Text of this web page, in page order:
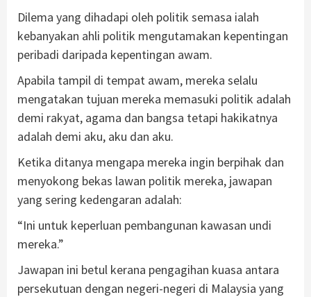
Dilema yang dihadapi oleh politik semasa ialah
kebanyakan ahli politik mengutamakan kepentingan
peribadi daripada kepentingan awam.
Apabila tampil di tempat awam, mereka selalu
mengatakan tujuan mereka memasuki politik adalah
demi rakyat, agama dan bangsa tetapi hakikatnya
adalah demi aku, aku dan aku.
Ketika ditanya mengapa mereka ingin berpihak dan
menyokong bekas lawan politik mereka, jawapan
yang sering kedengaran adalah:
“Ini untuk keperluan pembangunan kawasan undi
mereka.”
Jawapan ini betul kerana pengagihan kuasa antara
persekutuan dengan negeri-negeri di Malaysia yang